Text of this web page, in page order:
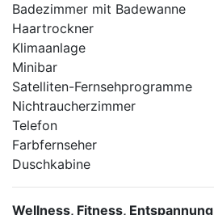
Badezimmer mit Badewanne
Haartrockner
Klimaanlage
Minibar
Satelliten-Fernsehprogramme
Nichtraucherzimmer
Telefon
Farbfernseher
Duschkabine
Wellness, Fitness, Entspannung